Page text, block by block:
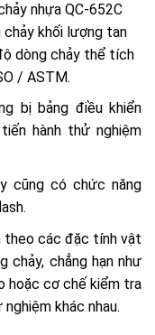
nhựa QC-652C
khối lượng tan
dòng chảy thể tích
/ ASTM.
bị bảng điều khiển
hành thử nghiệm
cũng có chức năng
theo các đặc tính vật
chảy, chẳng hạn như
hoặc cơ chế kiểm tra
khác nhau.